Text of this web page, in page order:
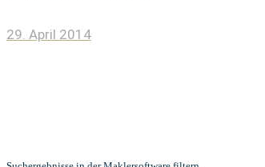
29. April 2014